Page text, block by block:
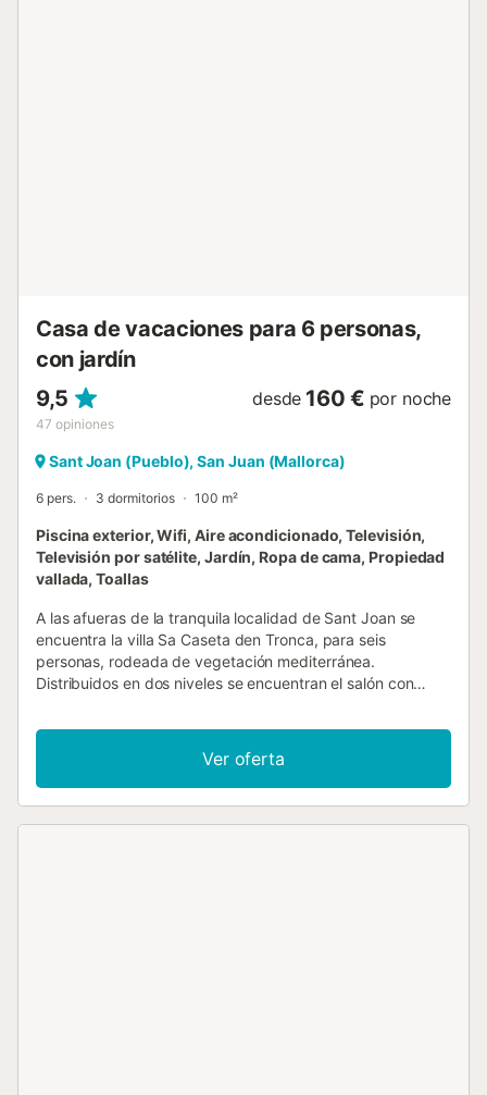
Casa de vacaciones para 6 personas,
con jardín
9,5
47 opiniones
desde 160 € por noche
Sant Joan (Pueblo), San Juan (Mallorca)
6 pers. 3 dormitorios 100 m²
Piscina exterior, Wifi, Aire acondicionado, Televisión,
Televisión por satélite, Jardín, Ropa de cama, Propiedad
vallada, Toallas
A las afueras de la tranquila localidad de Sant Joan se
encuentra la villa Sa Caseta den Tronca, para seis
personas, rodeada de vegetación mediterránea.
Distribuidos en dos niveles se encuentran el salón con
de ellos con ventilador, y dos cuartos de baño. Además,
esta típica casa mallorquina dispone de Wi-Fi y una trona a
demanda. La terraza del tejado dispone de piscina y
tumbonas, y en la planta baja le espera una zona cubierta
Ver oferta